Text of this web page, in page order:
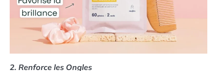
2. Renforce les Ongles